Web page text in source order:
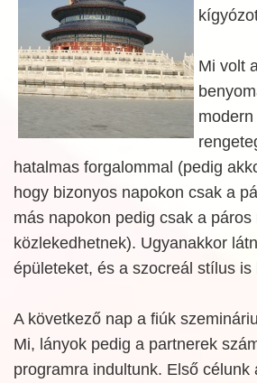
Mi volt
hatalmas forgalommal (pedig
hogy bizonyos napokon csak a
más napokon pedig csak a
közlekedhetnek). Ugyanakkor
épületeket, és a szocreál stílus is
A következő nap a fiúk
Mi, lányok pedig a partnerek
programra indultunk. Első célunk